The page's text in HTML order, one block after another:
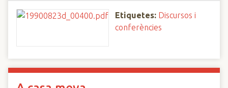
Etiquetes: Discursos i
conferències